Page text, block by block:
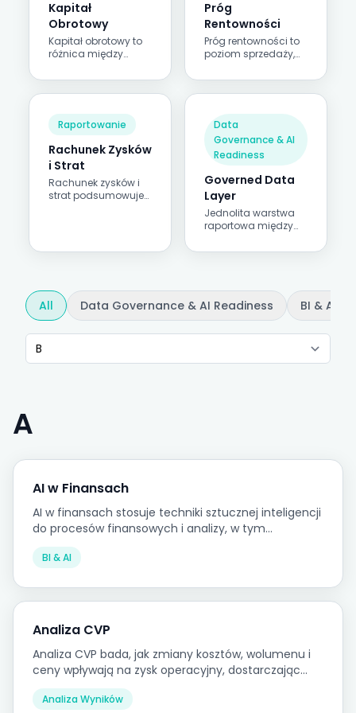
Kapitał
Obrotowy
Kapitał obrotowy to
różnica między
obrotowymi a
zobowiązaniami
miara płynności
dostępnej na
bieżącą działalność.
Próg
Rentowności
Próg rentowności to
poziom sprzedaży,
przychody dokładnie
pokrywają koszty —
straty.
Raportowanie
Rachunek Zysków
i Strat
Rachunek zysków i
strat podsumowuje
Data
Governance & AI
Readiness
Governed Data
Layer
Jednolita warstwa
raportowa między
źródłowymi a
systemów są
skonsolidowane,
uzgodnione i objęte
All Data Governance & AI Readiness BI & AI
A
AI w Finansach
AI w finansach stosuje techniki sztucznej inteligencji
do procesów finansowych i analizy, w tym
wykrywania anomalii, modelowania predykcyjnego,
automatycznego raportowania i inteligentnego
BI & AI
Analiza CVP
Analiza CVP bada, jak zmiany kosztów, wolumenu i
ceny wpływają na zysk operacyjny, dostarczając
podstawy do decyzji o progu rentowności i cenach.
Analiza Wyników